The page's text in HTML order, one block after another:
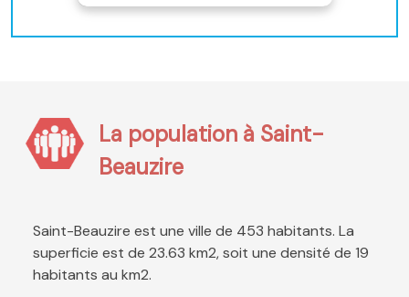
La population à Saint-
Beauzire
Saint-Beauzire est une ville de 453 habitants. La
superficie est de 23.63 km2, soit une densité de 19
habitants au km2.